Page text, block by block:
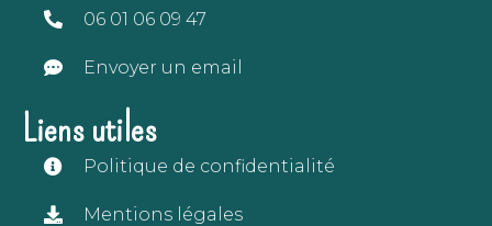
06 01 06 09 47
Envoyer un email
Liens utiles
Politique de confidentialité
Mentions légales